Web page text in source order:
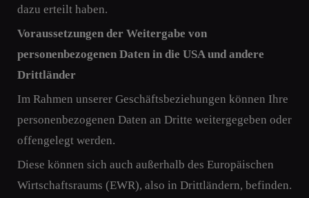
dazu erteilt haben.
Voraussetzungen der Weitergabe von
personenbezogenen Daten in die USA und andere
Drittländer
Im Rahmen unserer Geschäftsbeziehungen können Ihre
personenbezogenen Daten an Dritte weitergegeben oder
offengelegt werden.
Diese können sich auch außerhalb des Europäischen
Wirtschaftsraums (EWR), also in Drittländern, befinden.